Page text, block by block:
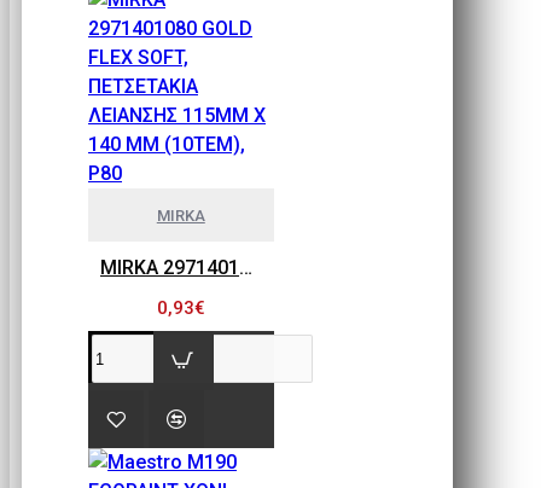
MIRKA
MIRKA 2971401080 GOLD FLEX SOFT, ΠΕΤΣΕΤΑΚΙΑ ΛΕΙΑΝΣΗΣ 115MM X 140 MM (10ΤΕΜ), P80
0,93€